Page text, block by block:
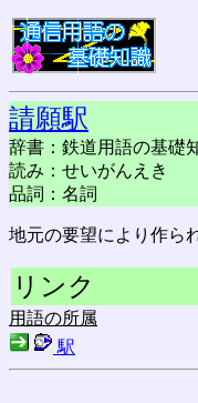
請願駅
辞書：鉄道用語の基礎
読み：せいがんえき
品詞：名詞
地元の要望により作ら
リンク
用語の所属
駅